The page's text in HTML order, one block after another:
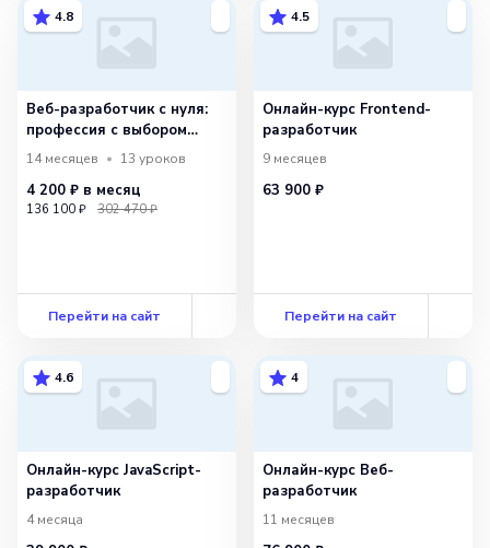
4.8
Веб-разработчик с нуля:
профессия с выбором
специализации
14 месяцев 13 уроков
4 200 ₽ в месяц
136 100 ₽ 302 470 ₽
Перейти на сайт
4.5
Онлайн-курс Frontend-
разработчик
9 месяцев
63 900 ₽
Перейти на сайт
4.6
Онлайн-курс JavaScript-
разработчик
4 месяца
4
Онлайн-курс Веб-
разработчик
11 месяцев